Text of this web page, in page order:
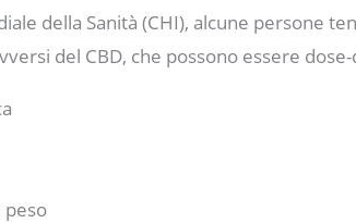
della Sanità (CHI), alcune persone
del CBD, che possono essere